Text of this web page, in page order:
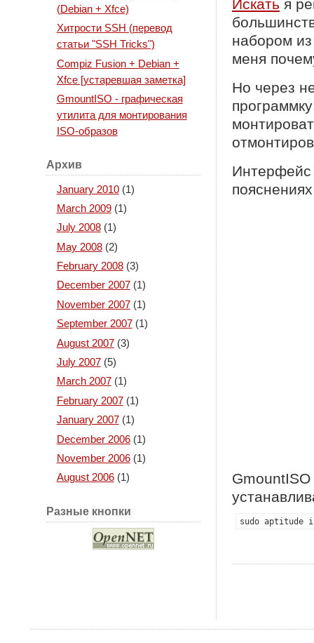
Искать я
набором
меня
Но через
Интерфейс
sudo aptitude
(Debian + Xfce)
Хитрости SSH (перевод
статьи "SSH Tricks")
Compiz Fusion + Debian +
Xfce [устаревшая заметка]
GmountISO - графическая
утилита для монтирования
ISO-образов
Архив
January 2010(1)
March 2009(1)
July 2008(1)
May 2008(2)
February 2008(3)
December 2007(1)
November 2007(1)
September 2007(1)
August 2007(3)
July 2007(5)
March 2007(1)
February 2007(1)
January 2007(1)
December 2006(1)
November 2006(1)
August 2006(1)
Разные кнопки